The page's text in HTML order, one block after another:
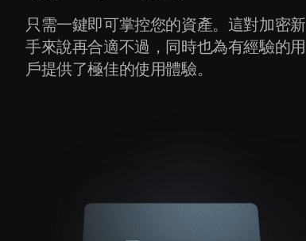
只需一鍵即可掌控您的資產。這對加密新
手來說再合適不過，同時也為有經驗的用
戶提供了極佳的使用體驗。